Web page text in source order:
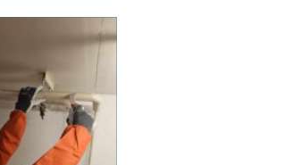
kan steka hårt
och vinden ta
rätt solskydd
för att
ska använd...